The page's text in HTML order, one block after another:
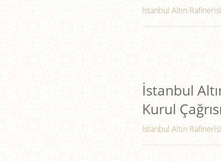
İstanbul Altın
İstanbul
Kurul
İstanbul Altın